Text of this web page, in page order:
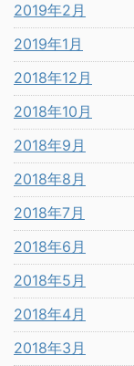
2019年2月
2019年1月
2018年12月
2018年10月
2018年9月
2018年8月
2018年7月
2018年6月
2018年5月
2018年4月
2018年3月